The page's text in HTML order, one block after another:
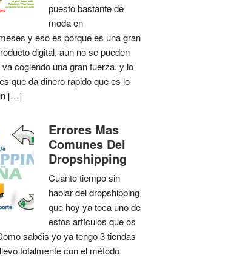
puesto bastante de
moda en
y eso es porque es una gran
digital, aun no se pueden
cogiendo una gran fuerza, y lo
que da dinero rapido que es lo
[…]
Errores Mas
Comunes Del
Dropshipping
Cuanto tiempo sin
hablar del dropshipping
que hoy ya toca uno de
estos artículos que os
sabéis yo ya tengo 3 tiendas
totalmente con el método